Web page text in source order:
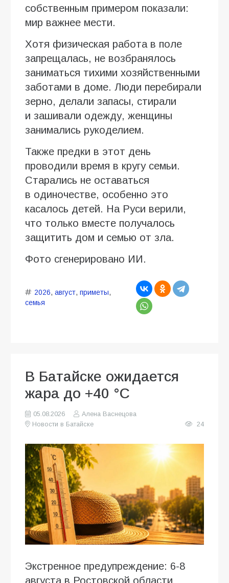
собственным примером показали:
мир важнее мести.
Хотя физическая работа в поле
запрещалась, не возбранялось
заниматься тихими хозяйственными
заботами в доме. Люди перебирали
зерно, делали запасы, стирали
и зашивали одежду, женщины
занимались рукоделием.
Также предки в этот день
проводили время в кругу семьи.
Старались не оставаться
в одиночестве, особенно это
касалось детей. На Руси верили,
что только вместе получалось
защитить дом и семью от зла.
Фото сгенерировано ИИ.
2026, август, приметы,
семья
В Батайске ожидается
жара до +40 °C
05.08.2026
Алена Васнецова
Новости в Батайске
24
Экстренное предупреждение: 6-8
августа в Ростовской области